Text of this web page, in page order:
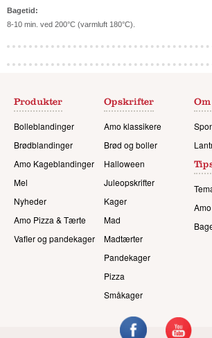
Bagetid:
8-10 min. ved 200°C (varmluft 180°C).
Produkter
Bolleblandinger
Brødblandinger
Amo Kageblandinger
Mel
Nyheder
Amo Pizza & Tærte
Vafler og pandekager
Opskrifter
Amo klassikere
Brød og boller
Halloween
Juleopskrifter
Kager
Mad
Madtærter
Pandekager
Pizza
Småkager